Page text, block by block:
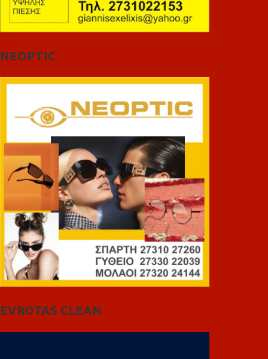
NEOPTIC
EVROTAS CLEAN